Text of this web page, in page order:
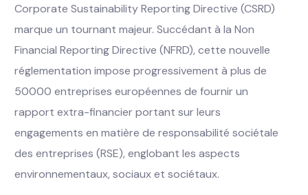
Corporate Sustainability Reporting Directive (CSRD)
marque un tournant majeur. Succédant à la Non
Financial Reporting Directive (NFRD), cette nouvelle
réglementation impose progressivement à plus de
50000 entreprises européennes de fournir un
rapport extra-financier portant sur leurs
engagements en matière de responsabilité sociétale
des entreprises (RSE), englobant les aspects
environnementaux, sociaux et sociétaux.